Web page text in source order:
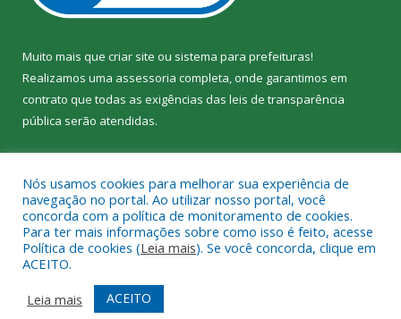
Muito mais que criar site ou sistema para prefeituras!
Realizamos uma assessoria completa, onde garantimos em
contrato que todas as exigências das leis de transparência
pública serão atendidas.
Todos os direitos reservados a Câmara Municipal de Jacundá.
Mapa do Site
Acessar Área Administrativa
Acessar Webmail
Nós usamos cookies para melhorar sua experiência de
navegação no portal. Ao utilizar nosso portal, você
concorda com a política de monitoramento de cookies.
Para ter mais informações sobre como isso é feito, acesse
Política de cookies (Leia mais). Se você concorda, clique em
ACEITO.
Leia mais
ACEITO